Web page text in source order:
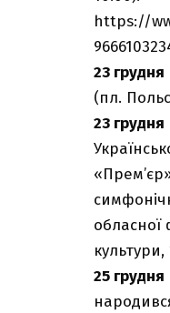
https://
23 грудня
(пл.
23 грудня
обласної
культури,
25 грудня